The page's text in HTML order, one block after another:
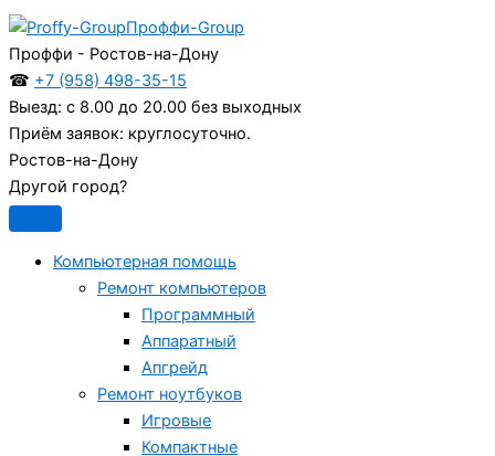
Проффи-Group
Проффи - Ростов-на-Дону
☎ +7 (958) 498-35-15
Выезд: с 8.00 до 20.00 без выходных
Приём заявок: круглосуточно.
Ростов-на-Дону
Другой город?
Компьютерная помощь
Ремонт компьютеров
Программный
Аппаратный
Апгрейд
Ремонт ноутбуков
Игровые
Компактные